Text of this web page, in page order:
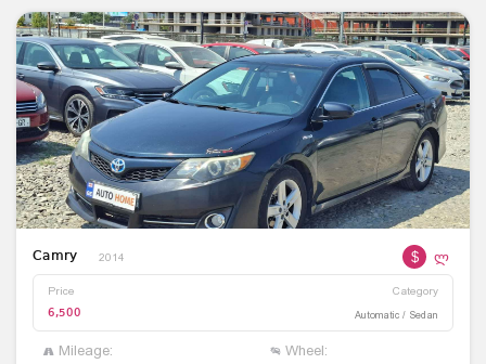
Camry 2014 $ ლ
Price Category
6,500 Automatic / Sedan
Mileage:
Wheel: